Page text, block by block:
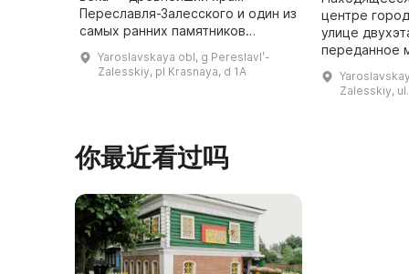
Переславля-Залесского и один из
самых ранних памятников
зодчества. Он был заложен в
1152 году князем Юрием
Yaroslavskaya obl, g Pereslavlʹ-
Zalesskiy, pl Krasnaya, d 1A
центре
улице
переданное
является
творческой
Zalesskiy,
你最近看过吗